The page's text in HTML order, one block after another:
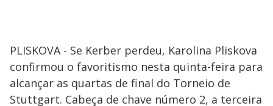
PLISKOVA - Se Kerber perdeu, Karolina Pliskova
confirmou o favoritismo nesta quinta-feira para
alcançar as quartas de final do Torneio de
Stuttgart. Cabeça de chave número 2, a terceira